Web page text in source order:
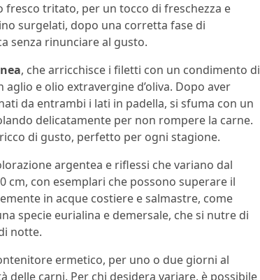
fresco tritato, per un tocco di freschezza e
surgelati, dopo una corretta fase di
senza rinunciare al gusto.
, che arricchisce i filetti con un condimento di
e olio extravergine d’oliva. Dopo aver
da entrambi i lati in padella, si sfuma con un
delicatamente per non rompere la carne.
di gusto, perfetto per ogni stagione.
argentea e riflessi che variano dal
cm, con esemplari che possono superare il
in acque costiere e salmastre, come
specie eurialina e demersale, che si nutre di
notte.
ermetico, per uno o due giorni al
delle carni. Per chi desidera variare, è possibile